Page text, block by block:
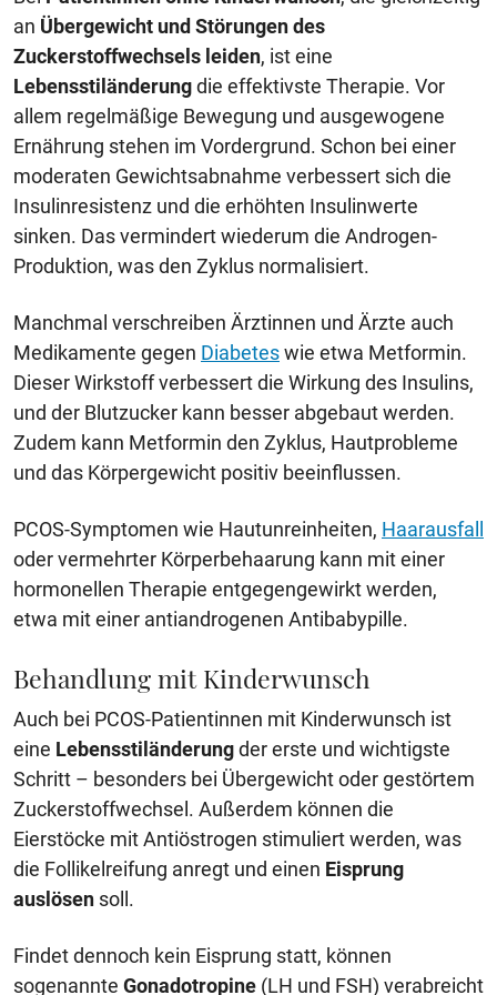
an Übergewicht und Störungen des
Zuckerstoffwechsels leiden, ist eine
Lebensstiländerungdie effektivste Therapie. Vor
allem regelmäßige Bewegung und ausgewogene
Ernährung stehen im Vordergrund. Schon bei einer
moderaten Gewichtsabnahme verbessert sich die
Insulinresistenz und die erhöhten Insulinwerte
sinken. Das vermindert wiederum die Androgen-
Produktion, was den Zyklus normalisiert.
Manchmal verschreiben Ärztinnen und Ärzte auch
Medikamente gegen Diabeteswie etwa Metformin.
Dieser Wirkstoff verbessert die Wirkung des Insulins,
und der Blutzucker kann besser abgebaut werden.
Zudem kann Metformin den Zyklus, Hautprobleme
und das Körpergewicht positiv beeinflussen.
PCOS-Symptomen wie Hautunreinheiten, Haarausfall
oder vermehrter Körperbehaarung kann mit einer
hormonellen Therapie entgegengewirkt werden,
etwa mit einer antiandrogenen Antibabypille.
Behandlung mit Kinderwunsch
Auch bei PCOS-Patientinnen mit Kinderwunsch ist
eine Lebensstiländerungder erste und wichtigste
Schritt – besonders bei Übergewicht oder gestörtem
Zuckerstoffwechsel. Außerdem können die
Eierstöcke mit Antiöstrogen stimuliert werden, was
die Follikelreifung anregt und einen Eisprung
auslösen soll.
Findet dennoch kein Eisprung statt, können
sogenannte Gonadotropine (LH und FSH) verabreicht